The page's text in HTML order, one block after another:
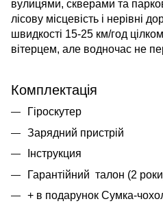
вулицями, скверами та
лісову місцевість і нерівні
швидкості 15-25 км/год
вітерцем, але водночас не
Комплектація
Гіроскутер
Зарядний пристрій
Інструкция
Гарантійний талон (2
+ в подарунок Сумка-